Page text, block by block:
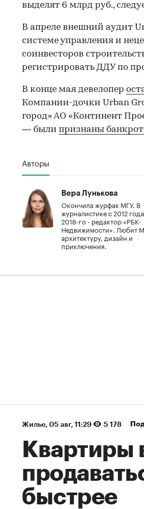
выделят 6 млрд руб.,
В апреле внешний аудит
системе управления и
соинвесторов
регистрировать ДДУ по
В конце мая девелопер
Компании-дочки Urban
город» АО «Континент
— были признаны
Авторы
Вера Лунькова
Окончила журфак МГУ. В
журналистике с 2012
2018-го - редактор «РБК-
Недвижимости». Любит
архитектуру, дизайн и
приключения.
Жилье⁠, 05 авг, 11:29 5 178
Квартиры
быстрее